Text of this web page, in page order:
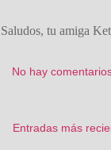
Saludos, tu amiga
No hay
Entradas más